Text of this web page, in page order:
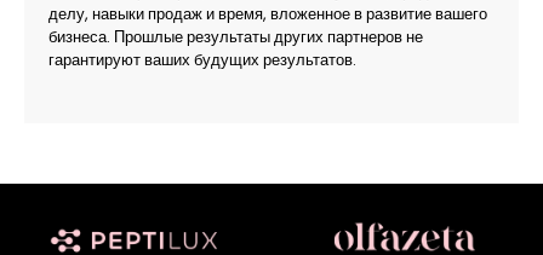
делу, навыки продаж и время, вложенное в развитие вашего
бизнеса. Прошлые результаты других партнеров не
гарантируют ваших будущих результатов.